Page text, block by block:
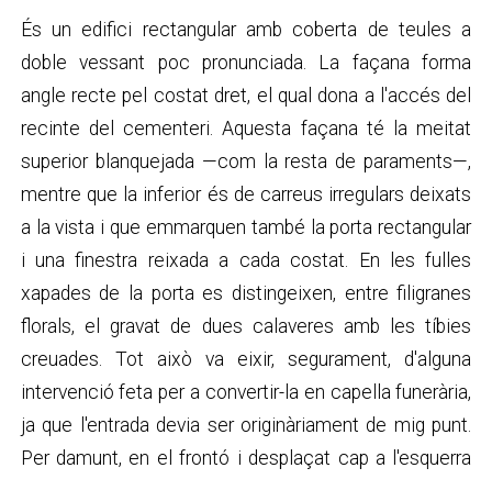
És un edifici rectangular amb coberta de teules a
doble vessant poc pronunciada. La façana forma
angle recte pel costat dret, el qual dona a l'accés del
recinte del cementeri. Aquesta façana té la meitat
superior blanquejada —com la resta de paraments—,
mentre que la inferior és de carreus irregulars deixats
a la vista i que emmarquen també la porta rectangular
i una finestra reixada a cada costat. En les fulles
xapades de la porta es distingeixen, entre filigranes
florals, el gravat de dues calaveres amb les tíbies
creuades. Tot això va eixir, segurament, d'alguna
intervenció feta per a convertir-la en capella funerària,
ja que l'entrada devia ser originàriament de mig punt.
Per damunt, en el frontó i desplaçat cap a l'esquerra